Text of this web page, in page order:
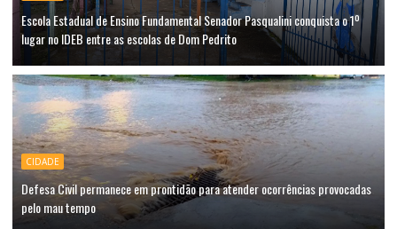
Escola Estadual de Ensino Fundamental Senador Pasqualini conquista o 1º
lugar no IDEB entre as escolas de Dom Pedrito
CIDADE
Defesa Civil permanece em prontidão para atender ocorrências provocadas
pelo mau tempo